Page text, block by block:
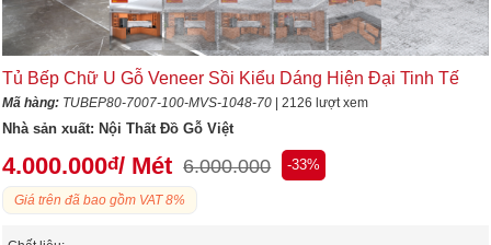
Tủ Bếp Chữ U Gỗ Veneer Sồi Kiểu Dáng Hiện Đại Tinh Tế
Mã hàng: TUBEP80-7007-100-MVS-1048-70 | 2126 lượt xem
Nhà sản xuất: Nội Thất Đồ Gỗ Việt
4.000.000đ/ Mét 6.000.000 -33%
Giá trên đã bao gồm VAT 8%